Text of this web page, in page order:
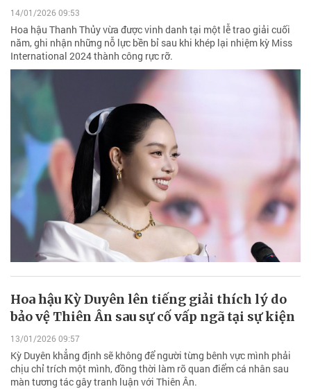
14/01/2026 09:53
Hoa hậu Thanh Thủy vừa được vinh danh tại một lễ trao giải cuối
năm, ghi nhận những nỗ lực bền bỉ sau khi khép lại nhiệm kỳ Miss
International 2024 thành công rực rỡ.
Hoa hậu Kỳ Duyên lên tiếng giải thích lý do
bảo vệ Thiên Ân sau sự cố vấp ngã tại sự kiện
13/01/2026 09:57
Kỳ Duyên khẳng định sẽ không để người từng bênh vực mình phải
chịu chỉ trích một mình, đồng thời làm rõ quan điểm cá nhân sau
màn tương tác gây tranh luận với Thiên Ân.